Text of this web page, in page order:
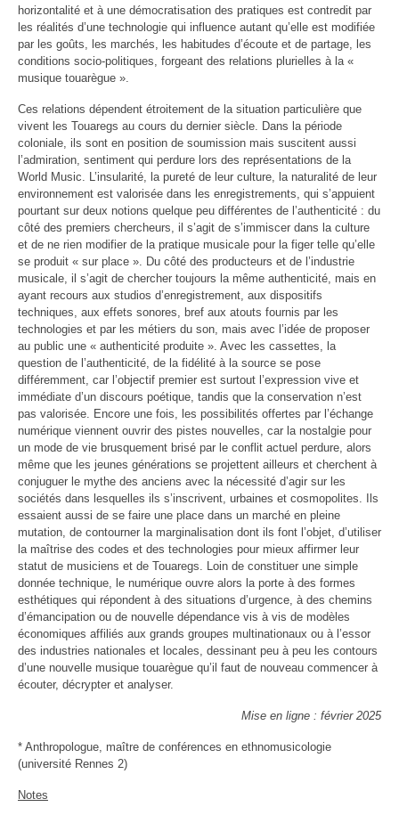
horizontalité et à une démocratisation des pratiques est contredit par
les réalités d’une technologie qui influence autant qu’elle est modifiée
par les goûts, les marchés, les habitudes d’écoute et de partage, les
conditions socio-politiques, forgeant des relations plurielles à la «
musique touarègue ».
Ces relations dépendent étroitement de la situation particulière que
vivent les Touaregs au cours du dernier siècle. Dans la période
coloniale, ils sont en position de soumission mais suscitent aussi
l’admiration, sentiment qui perdure lors des représentations de la
World Music. L’insularité, la pureté de leur culture, la naturalité de leur
environnement est valorisée dans les enregistrements, qui s’appuient
pourtant sur deux notions quelque peu différentes de l’authenticité : du
côté des premiers chercheurs, il s’agit de s’immiscer dans la culture
et de ne rien modifier de la pratique musicale pour la figer telle qu’elle
se produit « sur place ». Du côté des producteurs et de l’industrie
musicale, il s’agit de chercher toujours la même authenticité, mais en
ayant recours aux studios d’enregistrement, aux dispositifs
techniques, aux effets sonores, bref aux atouts fournis par les
technologies et par les métiers du son, mais avec l’idée de proposer
au public une « authenticité produite ». Avec les cassettes, la
question de l’authenticité, de la fidélité à la source se pose
différemment, car l’objectif premier est surtout l’expression vive et
immédiate d’un discours poétique, tandis que la conservation n’est
pas valorisée. Encore une fois, les possibilités offertes par l’échange
numérique viennent ouvrir des pistes nouvelles, car la nostalgie pour
un mode de vie brusquement brisé par le conflit actuel perdure, alors
même que les jeunes générations se projettent ailleurs et cherchent à
conjuguer le mythe des anciens avec la nécessité d’agir sur les
sociétés dans lesquelles ils s’inscrivent, urbaines et cosmopolites. Ils
essaient aussi de se faire une place dans un marché en pleine
mutation, de contourner la marginalisation dont ils font l’objet, d’utiliser
la maîtrise des codes et des technologies pour mieux affirmer leur
statut de musiciens et de Touaregs. Loin de constituer une simple
donnée technique, le numérique ouvre alors la porte à des formes
esthétiques qui répondent à des situations d’urgence, à des chemins
d’émancipation ou de nouvelle dépendance vis à vis de modèles
économiques affiliés aux grands groupes multinationaux ou à l’essor
des industries nationales et locales, dessinant peu à peu les contours
d’une nouvelle musique touarègue qu’il faut de nouveau commencer à
écouter, décrypter et analyser.
Mise en ligne : février 2025
* Anthropologue, maître de conférences en ethnomusicologie
(université Rennes 2)
Notes